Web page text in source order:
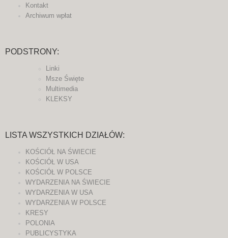
Kontakt
Archiwum wpłat
PODSTRONY:
Linki
Msze Święte
Multimedia
KLEKSY
LISTA WSZYSTKICH DZIAŁÓW:
KOŚCIÓŁ NA ŚWIECIE
KOŚCIÓŁ W USA
KOŚCIÓŁ W POLSCE
WYDARZENIA NA ŚWIECIE
WYDARZENIA W USA
WYDARZENIA W POLSCE
KRESY
POLONIA
PUBLICYSTYKA